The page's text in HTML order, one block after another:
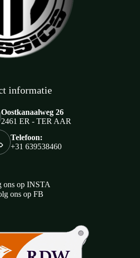
informatie
Oostkanaalweg 26
2461 ER - TER AAR
Telefoon:
+31 639538460
ons op INSTA
ons op FB